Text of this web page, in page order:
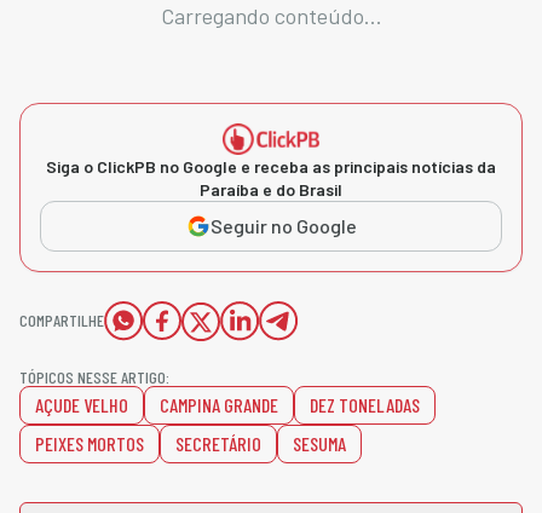
Carregando conteúdo...
Siga o ClickPB no Google e receba as principais notícias da
Paraíba e do Brasil
Seguir no Google
COMPARTILHE
TÓPICOS NESSE ARTIGO:
AÇUDE VELHO CAMPINA GRANDE
DEZ TONELADAS
PEIXES MORTOS
SECRETÁRIO SESUMA